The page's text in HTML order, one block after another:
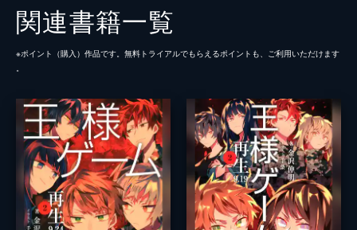
関連書籍一覧
※ポイント（購⼊）作品です。無料トライアルでもらえるポイントも、ご利⽤いただけます